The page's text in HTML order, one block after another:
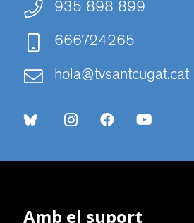
935 898 899
666724265
hola@tvsantcugat.cat
Amb el suport